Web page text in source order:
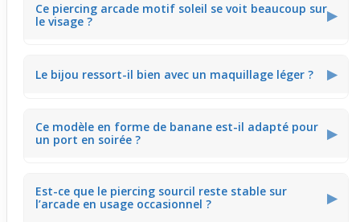
Ce piercing arcade motif soleil se voit beaucoup sur
le visage ?
▶
qui capture la lumière sans être trop voyant. Il sublime
Le bijou ressort-il bien avec un maquillage léger ? ▶
s’accordent avec un maquillage naturel ou lumineux. Il
ajoute un petit éclat qui complète bien une routine
Ce modèle en forme de banane est-il adapté pour
un port en soirée ?
▶
durant les événements. Son style discret mais brillant
illumine le visage, idéal pour sublimer l’arcade lors d’une
Est-ce que le piercing sourcil reste stable sur
l’arcade en usage occasionnel ?
▶